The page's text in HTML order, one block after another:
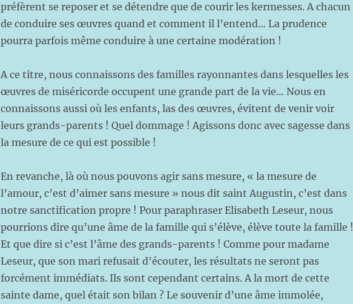
préfèrent se reposer et se détendre que de courir les kermesses. A chacun
de conduire ses œuvres quand et comment il l’entend… La prudence
pourra parfois même conduire à une certaine modération !
A ce titre, nous connaissons des familles rayonnantes dans lesquelles les
œuvres de miséricorde occupent une grande part de la vie… Nous en
connaissons aussi où les enfants, las des œuvres, évitent de venir voir
leurs grands-parents ! Quel dommage ! Agissons donc avec sagesse dans
la mesure de ce qui est possible !
En revanche, là où nous pouvons agir sans mesure, « la mesure de
l’amour, c’est d’aimer sans mesure » nous dit saint Augustin, c’est dans
notre sanctification propre ! Pour paraphraser Elisabeth Leseur, nous
pourrions dire qu’une âme de la famille qui s’élève, élève toute la famille !
Et que dire si c’est l’âme des grands-parents ! Comme pour madame
Leseur, que son mari refusait d’écouter, les résultats ne seront pas
forcément immédiats. Ils sont cependant certains. A la mort de cette
sainte dame, quel était son bilan ? Le souvenir d’une âme immolée,